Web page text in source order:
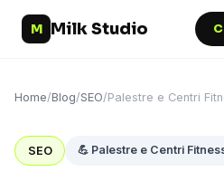
M Milk Studio
Home/Blog/SEO/Palestre e Centri
SEO 💪 Palestre e Centri